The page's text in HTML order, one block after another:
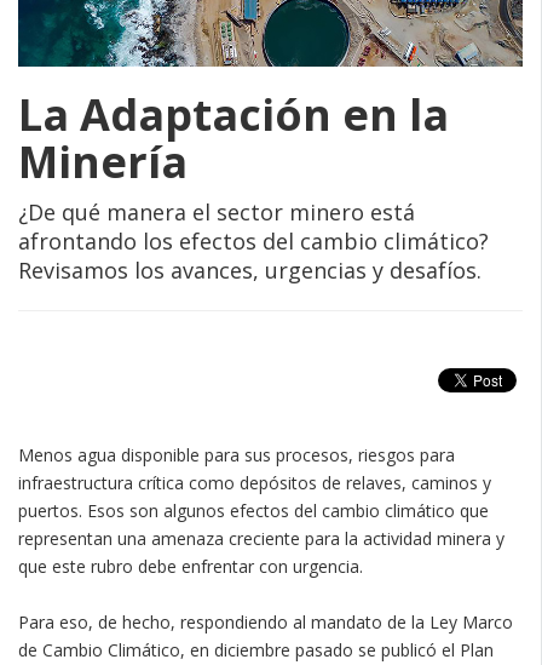
La Adaptación en la
Minería
¿De qué manera el sector minero está
afrontando los efectos del cambio climático?
Revisamos los avances, urgencias y desafíos.
Menos agua disponible para sus procesos, riesgos para
infraestructura crítica como depósitos de relaves, caminos y
puertos. Esos son algunos efectos del cambio climático que
representan una amenaza creciente para la actividad minera y
que este rubro debe enfrentar con urgencia.
Para eso, de hecho, respondiendo al mandato de la Ley Marco
de Cambio Climático, en diciembre pasado se publicó el Plan